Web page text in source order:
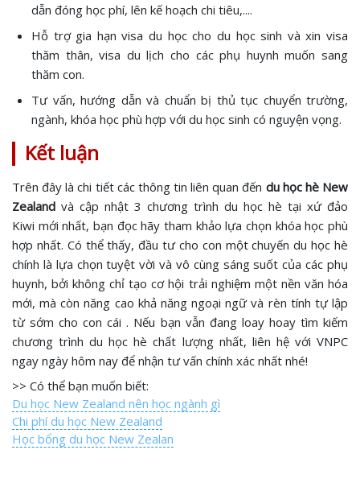
dẫn đóng học phí, lên kế hoạch chi tiêu,....
Hỗ trợ gia hạn visa du học cho du học sinh và xin visa
thăm thân, visa du lịch cho các phụ huynh muốn sang
thăm con.
Tư vấn, hướng dẫn và chuẩn bị thủ tục chuyển trường,
ngành, khóa học phù hợp với du học sinh có nguyện vọng.
Kết luận
Trên đây là chi tiết các thông tin liên quan đến du học hè New
Zealand và cập nhật 3 chương trình du học hè tại xứ đảo
Kiwi mới nhất, bạn đọc hãy tham khảo lựa chọn khóa học phù
hợp nhất. Có thể thấy, đầu tư cho con một chuyến du học hè
chính là lựa chọn tuyệt vời và vô cùng sáng suốt của các phụ
huynh, bởi không chỉ tạo cơ hội trải nghiệm một nền văn hóa
mới, mà còn năng cao khả năng ngoại ngữ và rèn tính tự lập
từ sớm cho con cái . Nếu bạn vẫn đang loay hoay tìm kiếm
chương trình du học hè chất lượng nhất, liên hệ với VNPC
ngay ngày hôm nay để nhận tư vấn chính xác nhất nhé!
>> Có thể bạn muốn biết:
Du học New Zealand nên học ngành gì
Chi phí du học New Zealand
Học bổng du học New Zealan